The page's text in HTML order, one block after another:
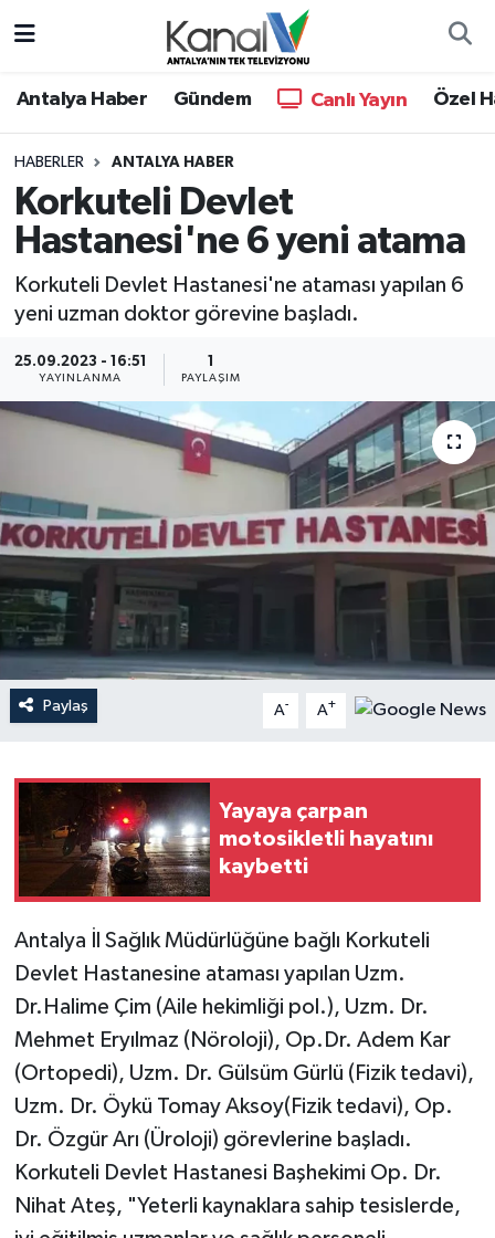
Antalya Haber Gündem Canlı Yayın Özel
HABERLER ANTALYA HABER
Korkuteli Devlet
Hastanesi'ne 6 yeni atama
Korkuteli Devlet Hastanesi'ne ataması yapılan 6
yeni uzman doktor görevine başladı.
25.09.2023 - 16:51
YAYINLANMA
1
PAYLAŞIM
Paylaş A- A+
Yayaya çarpan
motosikletli hayatını
kaybetti
Antalya İl Sağlık Müdürlüğüne bağlı Korkuteli
Devlet Hastanesine ataması yapılan Uzm.
Dr.Halime Çim (Aile hekimliği pol.), Uzm. Dr.
Mehmet Eryılmaz (Nöroloji), Op.Dr. Adem Kar
(Ortopedi), Uzm. Dr. Gülsüm Gürlü (Fizik tedavi),
Uzm. Dr. Öykü Tomay Aksoy(Fizik tedavi), Op.
Dr. Özgür Arı (Üroloji) görevlerine başladı.
Korkuteli Devlet Hastanesi Başhekimi Op. Dr.
Nihat Ateş, "Yeterli kaynaklara sahip tesislerde,
Antalya Haber
Dünya
Eğitim
Ekonomi
Gündem
Günün Manşetleri
Haber Kuşakları
Haberler
KANALV Spor
Kültür Sanat
Magazin
Sağlık
Siyaset
Sosyal medya
Spor
Teknoloji
Televizyon
Turizm
Yaşam
Hava Durumu
Trafik Durumu
Süper Lig Puan Durumu ve Fikstür
Tüm Manşetler
Son Dakika Haberleri
Haber Arşivi